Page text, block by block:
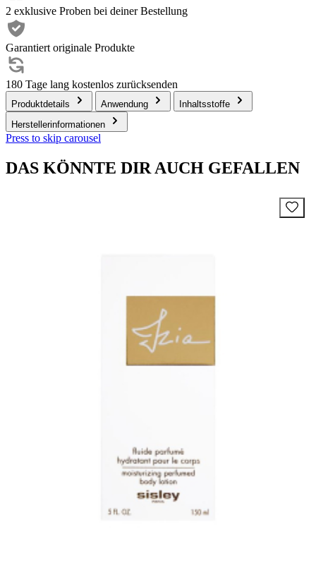
2 exklusive Proben bei deiner Bestellung
Garantiert originale Produkte
180 Tage lang kostenlos zurücksenden
Produktdetails Anwendung
Inhaltsstoffe
Herstellerinformationen
Press to skip carousel
DAS KÖNNTE DIR AUCH GEFALLEN